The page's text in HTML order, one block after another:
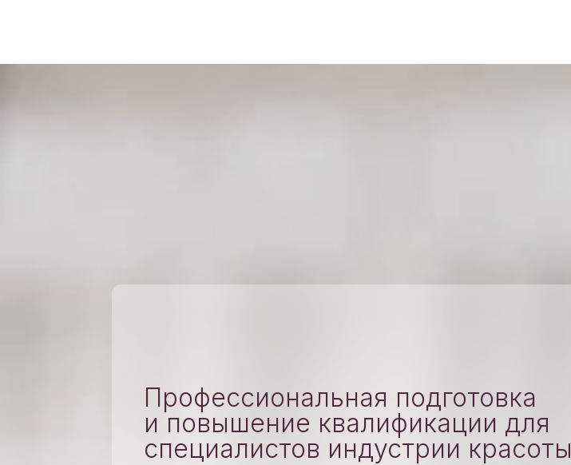
Профессиональная подготовка
и повышение квалификации для
специалистов индустрии красоты